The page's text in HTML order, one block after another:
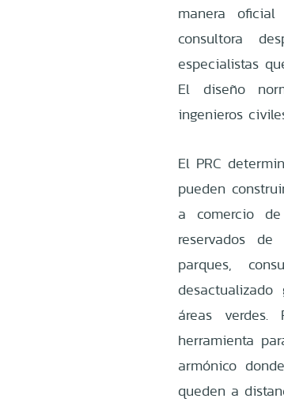
manera
consultora
especialistas
El diseño
ingenieros
El PRC
pueden
a comercio
reservados
parques,
áreas
herramienta
armónico
queden a